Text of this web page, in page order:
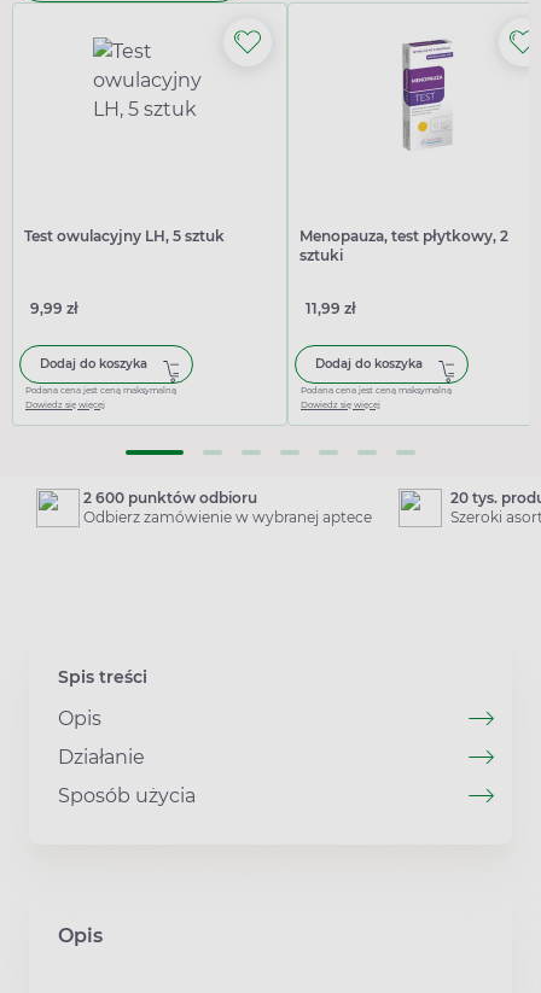
Test owulacyjny LH, 5 sztuk
9,99 zł
Dodaj do koszyka
Podana cena jest ceną maksymalną
Dowiedz się więcej
Menopauza, test płytkowy, 2
sztuki
11,99 zł
Dodaj do koszyka
Podana cena jest ceną maksymalną
Dowiedz się więcej
2 600 punktów odbioru
Odbierz zamówienie w wybranej aptece
20 tys.
Szeroki
Spis treści
Opis
Działanie
Sposób użycia
Opis